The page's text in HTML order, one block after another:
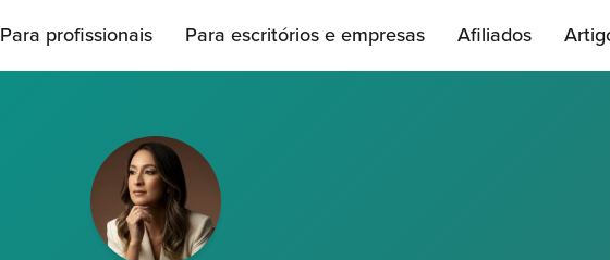
Para profissionais Para escritórios e empresas Afiliados